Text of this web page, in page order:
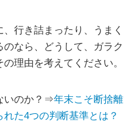
行き詰まったり、うまく
なら、どうして、ガラク
理由を考えてください。
いのか？⇒年末こそ断捨離
た4つの判断基準とは？